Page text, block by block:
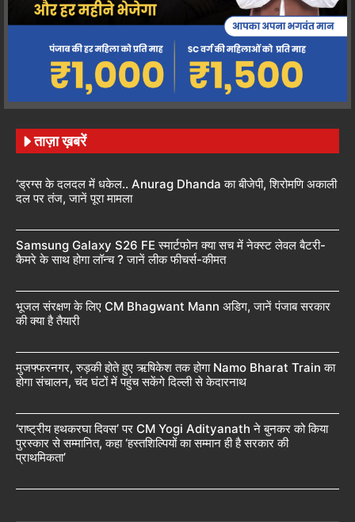
ताज़ा ख़बरें
‘ड्रग्स के दलदल में धकेल.. Anurag Dhanda का बीजेपी, शिरोमणि अकाली
दल पर तंज, जानें पूरा मामला
Samsung Galaxy S26 FE स्मार्टफोन क्या सच में नेक्स्ट लेवल बैटरी-
कैमरे के साथ होगा लॉन्च ? जानें लीक फीचर्स-कीमत
भूजल संरक्षण के लिए CM Bhagwant Mann अडिग, जानें पंजाब सरकार
की क्या है तैयारी
मुजफ्फरनगर, रुड़की होते हुए ऋषिकेश तक होगा Namo Bharat Train का
होगा संचालन, चंद घंटों में पहुंच सकेंगे दिल्ली से केदारनाथ
‘राष्ट्रीय हथकरघा दिवस’ पर CM Yogi Adityanath ने बुनकर को किया
पुरस्कार से सम्मानित, कहा ‘हस्तशिल्पियों का सम्मान ही है सरकार की
प्राथमिकता’